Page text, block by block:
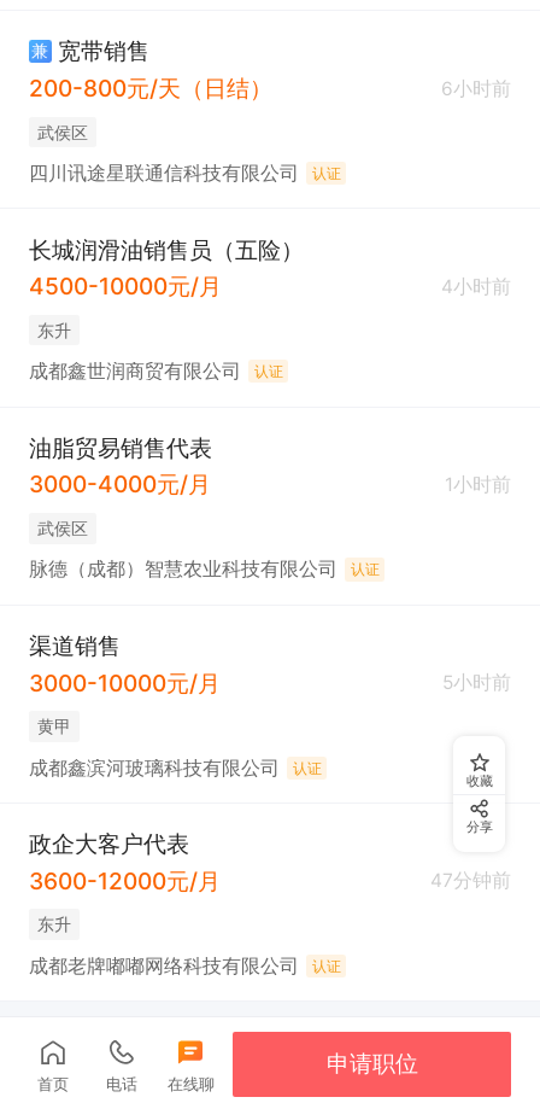
兼 宽带销售
200-800元/天（日结）
6小时前
武侯区
四川讯途星联通信科技有限公司 认证
长城润滑油销售员（五险）
4500-10000元/月
4小时前
东升
成都鑫世润商贸有限公司 认证
油脂贸易销售代表
3000-4000元/月
1小时前
武侯区
脉德（成都）智慧农业科技有限公司 认证
渠道销售
3000-10000元/月
5小时前
黄甲
成都鑫滨河玻璃科技有限公司 认证
政企大客户代表
3600-12000元/月
47分钟前
东升
成都老牌嘟嘟网络科技有限公司 认证
收藏
分享
首页 电话 在线聊
申请职位